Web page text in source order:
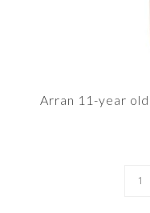
Arran 11-year